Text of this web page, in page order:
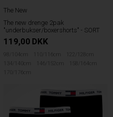
The New
The new drenge 2pak
"underbukser/boxershorts" - SORT
119,00 DKK
98/104cm 110/116cm
122/128cm
134/140cm
146/152cm
158/164cm
170/176cm